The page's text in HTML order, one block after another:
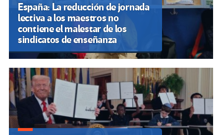
España: La reducción de jornada
lectiva a los maestros no
contiene el malestar de los
sindicatos de enseñanza